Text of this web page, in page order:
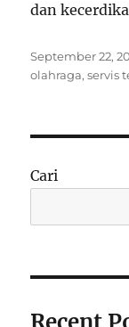
dan
Posted
on
September 22,
olahraga,servis
Cari